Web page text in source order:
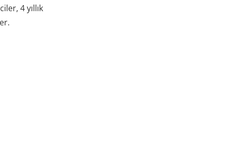
4 yıllık